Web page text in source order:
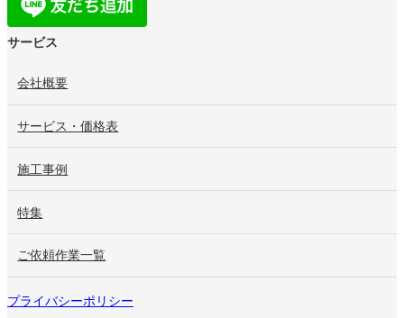
サービス
会社概要
サービス・価格表
施工事例
特集
ご依頼作業一覧
プライバシーポリシー